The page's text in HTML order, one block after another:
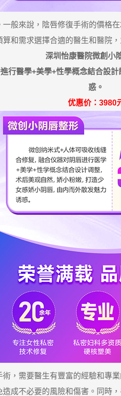
來說，陰唇修復手術的價格在
和需求選擇合適的醫生和醫院
深圳怡康醫院微創小
行醫學+美學+性學概念結合設
惑。
优惠价：3980
需要醫生有豐富的經驗和專
成不必要的風險和傷害。同時